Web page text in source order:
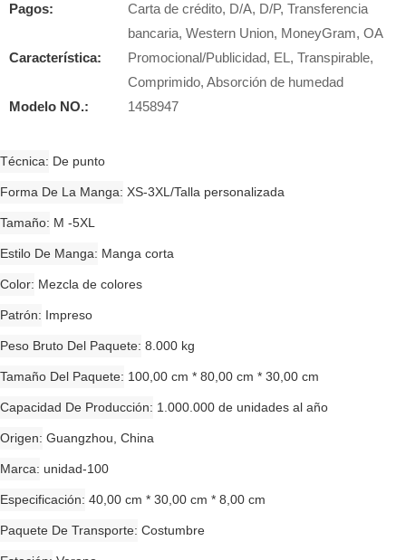
Pagos:
Carta de crédito, D/A, D/P, Transferencia
bancaria, Western Union, MoneyGram, OA
Característica:
Promocional/Publicidad, EL, Transpirable,
Comprimido, Absorción de humedad
Modelo NO.:
1458947
Técnica De punto
Forma De La Manga XS-3XL/Talla personalizada
Tamaño M -5XL
Estilo De Manga Manga corta
Color Mezcla de colores
Patrón Impreso
Peso Bruto Del Paquete 8.000 kg
Tamaño Del Paquete 100,00 cm * 80,00 cm * 30,00 cm
Capacidad De Producción 1.000.000 de unidades al año
Origen Guangzhou, China
Marca unidad-100
Especificación 40,00 cm * 30,00 cm * 8,00 cm
Paquete De Transporte Costumbre